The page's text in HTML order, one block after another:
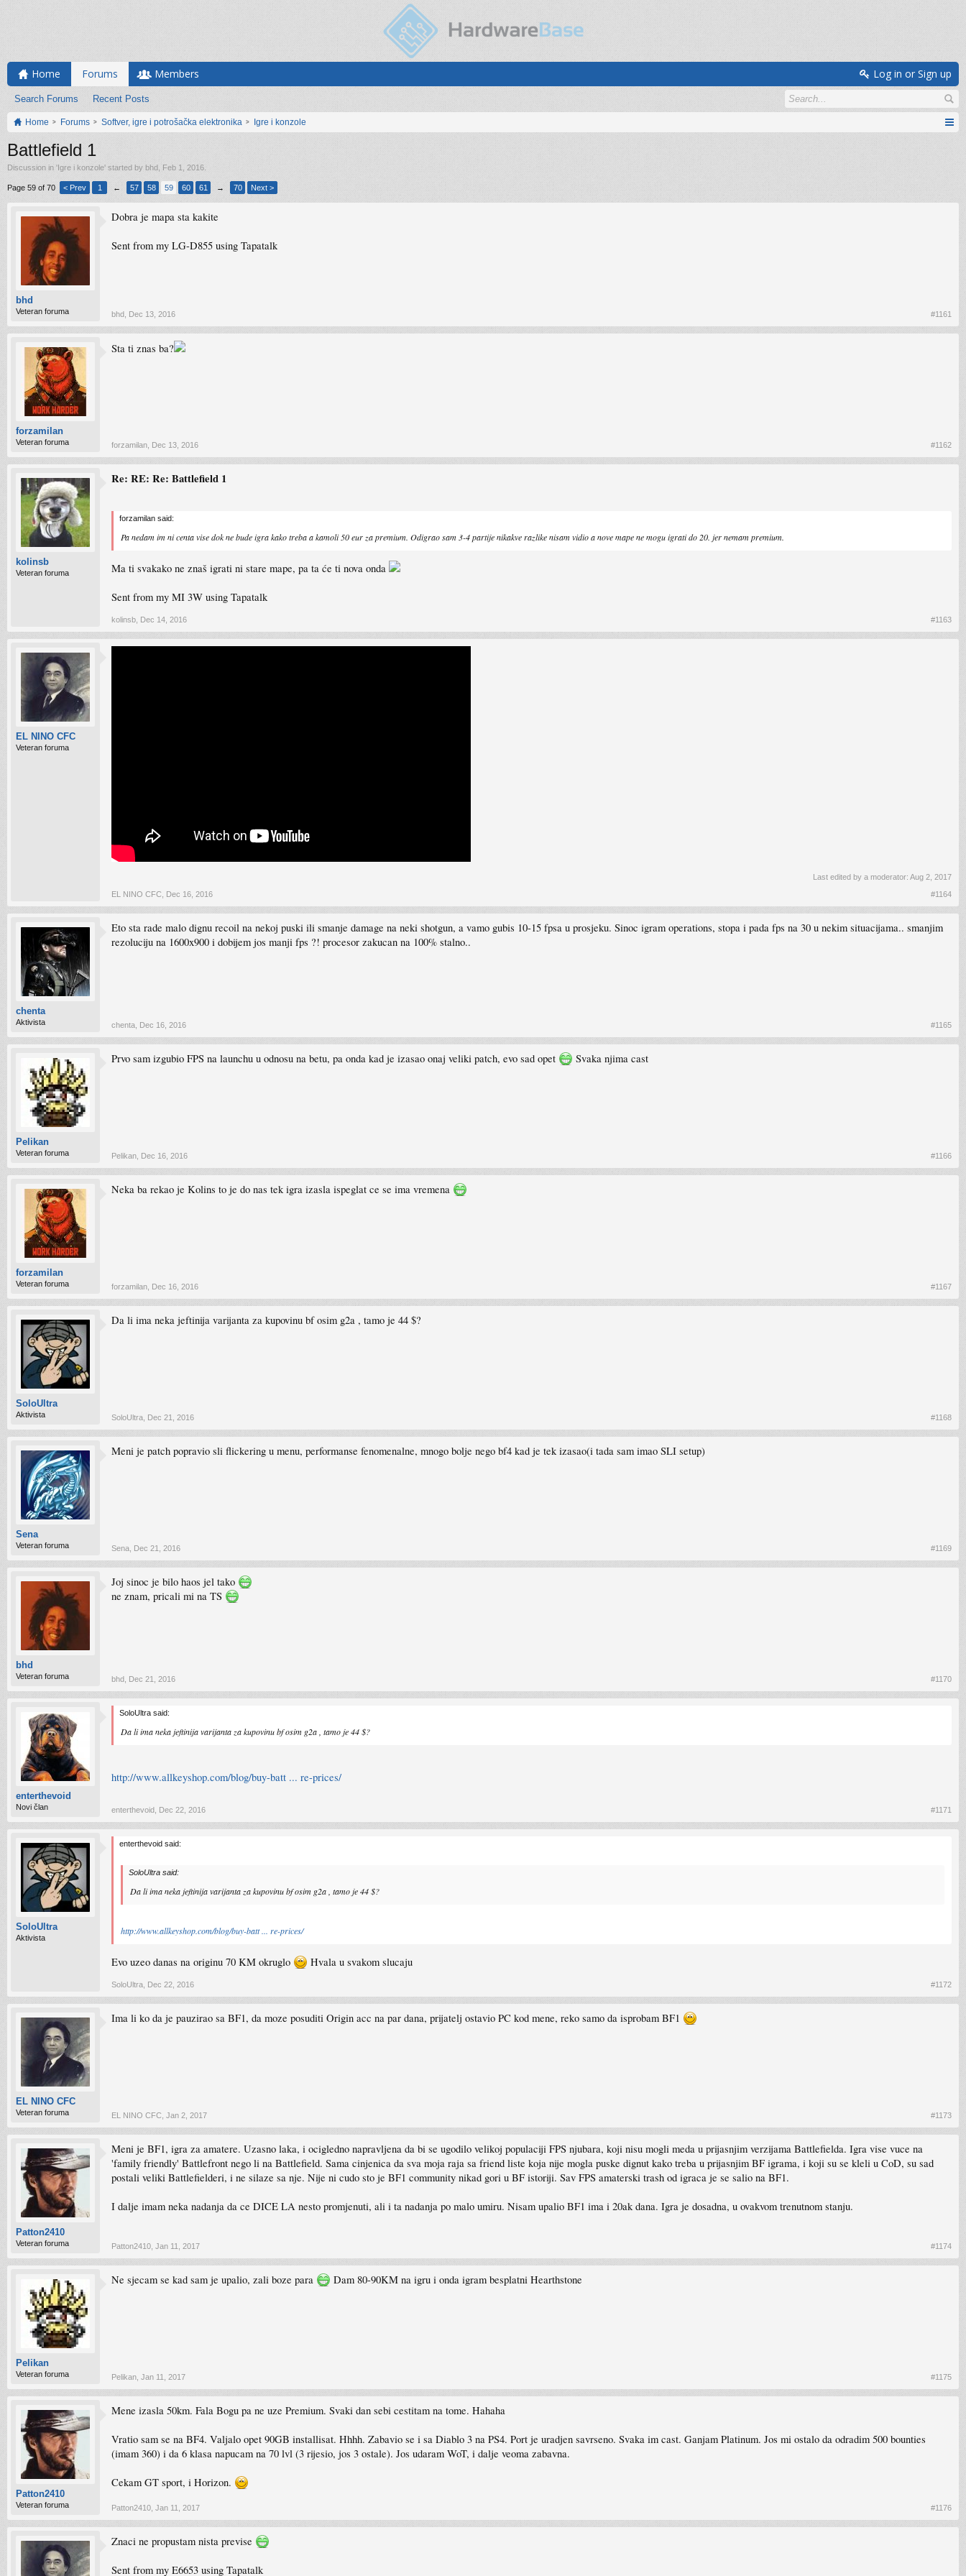
Home Forums
Search Forums Recent Posts
Members Log in or Sign up
Home Forums Softver, igre i potrošačka elektronika Igre i konzole
Battlefield 1
Discussion in 'Igre i konzole' started by bhd Feb 1, 2016
Page 59 of 70 < Prev 1 ← 57 58 59 60 61 → 70 Next >
bhd
Veteran foruma
Dobra je mapa sta kakite
Sent from my LG-D855 using Tapatalk
bhd Dec 13, 2016 #1161
forzamilan
Veteran foruma
Sta ti znas ba?
forzamilan Dec 13, 2016 #1162
kolinsb
Veteran foruma
Re: RE: Re: Battlefield 1
forzamilan said:
Pa nedam im ni centa vise dok ne bude igra kako treba a kamoli 50 eur za premium. Odigrao sam 3-4 partije nikakve razlike nisam vidio a nove mape ne mogu igrati do 20. jer nemam premium.
Ma ti svakako ne znaš igrati ni stare mape, pa ta će ti nova onda
Sent from my MI 3W using Tapatalk
kolinsb Dec 14, 2016 #1163
EL NINO CFC
Veteran foruma
Last edited by a moderator: Aug 2, 2017
EL NINO CFC
Dec 16, 2016 #1164
chenta
Aktivista
Eto sta rade malo dignu recoil na nekoj puski ili smanje damage na neki shotgun, a vamo gubis 10-15 fpsa u prosjeku. Sinoc igram operations, stopa i pada fps na 30 u nekim situacijama.. smanjim
rezoluciju na 1600x900 i dobijem jos manji fps ?! procesor zakucan na 100% stalno..
chenta Dec 16, 2016 #1165
Pelikan
Veteran foruma
Prvo sam izgubio FPS na launchu u odnosu na betu, pa onda kad je izasao onaj veliki patch, evo sad opet Svaka njima cast
Pelikan Dec 16, 2016 #1166
forzamilan
Veteran foruma
Neka ba rekao je Kolins to je do nas tek igra izasla ispeglat ce se ima vremena
forzamilan Dec 16, 2016 #1167
SoloUltra
Aktivista
Da li ima neka jeftinija varijanta za kupovinu bf osim g2a , tamo je 44 $?
SoloUltra Dec 21, 2016 #1168
Sena
Veteran foruma
Meni je patch popravio sli flickering u menu, performanse fenomenalne, mnogo bolje nego bf4 kad je tek izasao(i tada sam imao SLI setup)
Sena Dec 21, 2016 #1169
bhd
Veteran foruma
Joj sinoc je bilo haos jel tako
ne znam, pricali mi na TS
bhd Dec 21, 2016 #1170
enterthevoid
Novi član
SoloUltra said:
Da li ima neka jeftinija varijanta za kupovinu bf osim g2a , tamo je 44 $?
http://www.allkeyshop.com/blog/buy-batt ... re-prices/
enterthevoid Dec 22, 2016 #1171
SoloUltra
Aktivista
enterthevoid said:
SoloUltra said:
Da li ima neka jeftinija varijanta za kupovinu bf osim g2a , tamo je 44 $?
http://www.allkeyshop.com/blog/buy-batt ... re-prices/
Evo uzeo danas na originu 70 KM okruglo Hvala u svakom slucaju
SoloUltra Dec 22, 2016 #1172
EL NINO CFC
Veteran foruma
Ima li ko da je pauzirao sa BF1, da moze posuditi Origin acc na par dana, prijatelj ostavio PC kod mene, reko samo da isprobam BF1
EL NINO CFC Jan 2, 2017 #1173
Patton2410
Veteran foruma
Meni je BF1, igra za amatere. Uzasno laka, i ocigledno napravljena da bi se ugodilo velikoj populaciji FPS njubara, koji nisu mogli meda u prijasnjim verzijama Battlefielda. Igra vise vuce na
'family friendly' Battlefront nego li na Battlefield. Sama cinjenica da sva moja raja sa friend liste koja nije mogla puske dignut kako treba u prijasnjim BF igrama, i koji su se kleli u CoD, su sad
postali veliki Battlefielderi, i ne silaze sa nje. Nije ni cudo sto je BF1 community nikad gori u BF istoriji. Sav FPS amaterski trash od igraca je se salio na BF1.
I dalje imam neka nadanja da ce DICE LA nesto promjenuti, ali i ta nadanja po malo umiru. Nisam upalio BF1 ima i 20ak dana. Igra je dosadna, u ovakvom trenutnom stanju.
Patton2410 Jan 11, 2017 #1174
Pelikan
Veteran foruma
Ne sjecam se kad sam je upalio, zali boze para Dam 80-90KM na igru i onda igram besplatni Hearthstone
Pelikan Jan 11, 2017 #1175
Patton2410
Veteran foruma
Mene izasla 50km. Fala Bogu pa ne uze Premium. Svaki dan sebi cestitam na tome. Hahaha
Vratio sam se na BF4. Valjalo opet 90GB installisat. Hhhh. Zabavio se i sa Diablo 3 na PS4. Port je uradjen savrseno. Svaka im cast. Ganjam Platinum. Jos mi ostalo da odradim 500 bounties
(imam 360) i da 6 klasa napucam na 70 lvl (3 rijesio, jos 3 ostale). Jos udaram WoT, i dalje veoma zabavna.
Cekam GT sport, i Horizon.
Patton2410 Jan 11, 2017 #1176
Znaci ne propustam nista previse
Sent from my E6653 using Tapatalk